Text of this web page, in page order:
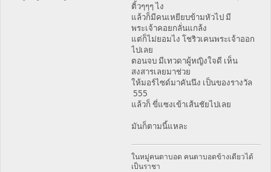
ติ้วๆๆๆ ไง
แล้วก็มีคนเหยียบข้ามหัวไป มี
พระเจ้าคอยกลั่นแกล้ง
แต่ก็ไม่ยอมไง โชริวเคนพระเจ้าออก
ไปเลย
ตอนจบ มีเทวดาผู้หญิงใจดี เห็น
สงสารเลยมาช่วย
ให้มอร์ไซด์มาคันนึง เป็นของรางวัล
555
แล้วก็ ขี่แซงเข้าเส้นชัยไปเลย
มันก็ตามนี้แหละ
ในหมู่คนตาบอด คนตาบอดข้างเดียวได้
เป็นราชา